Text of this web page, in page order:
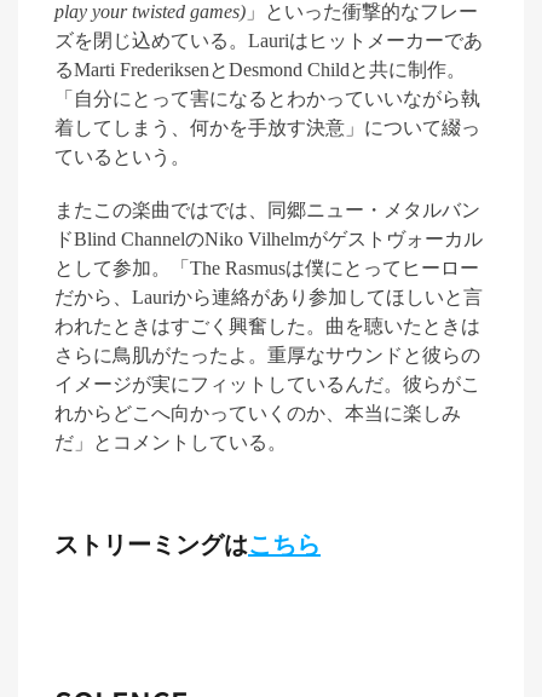
play your twisted games) 」といった衝撃的なフレー
ズを閉じ込めている 。 Lauriはヒットメーカーであ
るMarti FrederiksenとDesmond Childと共に制作。
「自分にとって害になるとわかっていいながら執
着してしまう、何かを手放す決意」について綴っ
ているという。
またこの楽曲ではでは、同郷ニュー・メタルバン
ドBlind ChannelのNiko Vilhelmがゲストヴォーカル
として参加。「 The Rasmusは僕にとってヒーロー
だから、 Lauriから連絡があり参加してほしいと言
われたときはすごく興奮した。曲を聴いたときは
さらに鳥肌がたったよ。重厚なサウンドと彼らの
イメージが実にフィットしているんだ。彼らがこ
れからどこへ向かっていくのか、本当に楽しみ
だ」とコメントしている。
ストリーミングはこちら